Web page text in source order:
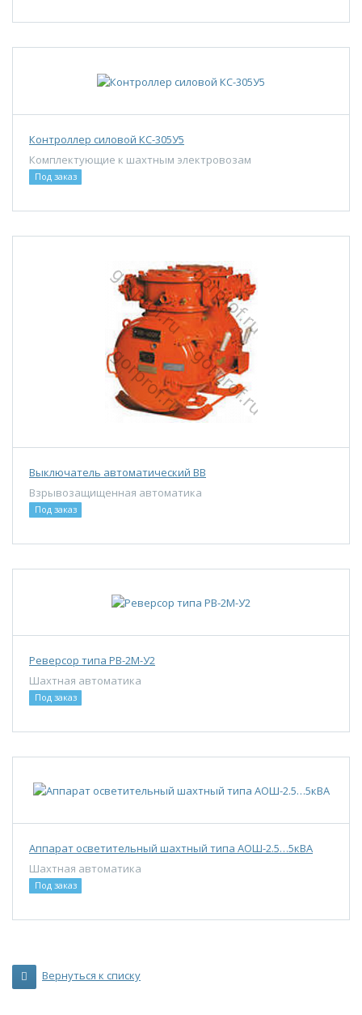
Контроллер силовой КС-305У5
Комплектующие к шахтным электровозам
Под заказ
Выключатель автоматический ВВ
Взрывозащищенная автоматика
Под заказ
Реверсор типа РВ-2М-У2
Шахтная автоматика
Под заказ
Аппарат осветительный шахтный типа АОШ-2.5…5кВА
Шахтная автоматика
Под заказ
Вернуться к списку